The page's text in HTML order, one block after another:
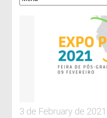
3 de February de 2021